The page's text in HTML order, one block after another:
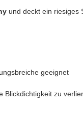
und deckt ein riesiges
geeignet
Blickdichtigkeit zu